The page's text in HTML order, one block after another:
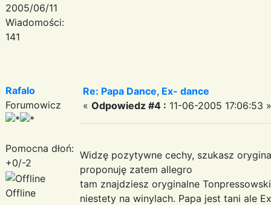
2005/06/11
Wiadomości:
141
Rafalo
Forumowicz
Pomocna dłoń:
+0/-2
Offline
Re: Papa Dance, Ex- dance
« Odpowiedz #4 : 11-06-2005 17:06:53 »
Widzę pozytywne cechy, szukasz
proponuję zatem allegro
tam znajdziesz oryginalne
niestety na winylach. Papa jest tani ale